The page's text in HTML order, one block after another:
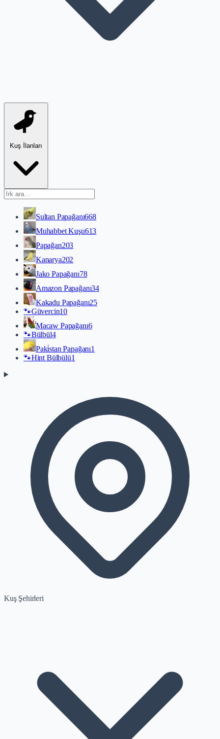
Kuş İlanları
Sultan Papağanı668
Muhabbet Kuşu613
Papağan203
Kanarya202
Jako Papağanı78
Amazon Papağanı34
Kakadu Papağanı25
🐾Güvercin10
Macaw Papağanı6
🐾Bülbül4
Paki̇stan Papağanı1
🐾Hint Bülbülü1
Kuş Şehirleri